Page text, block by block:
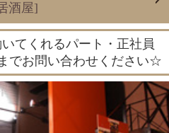
酒屋]
てくれるパート・正社員
でお問い合わせください☆